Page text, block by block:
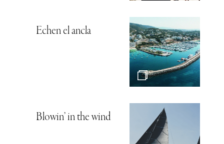
Echen el ancla
Blowin’ in the wind